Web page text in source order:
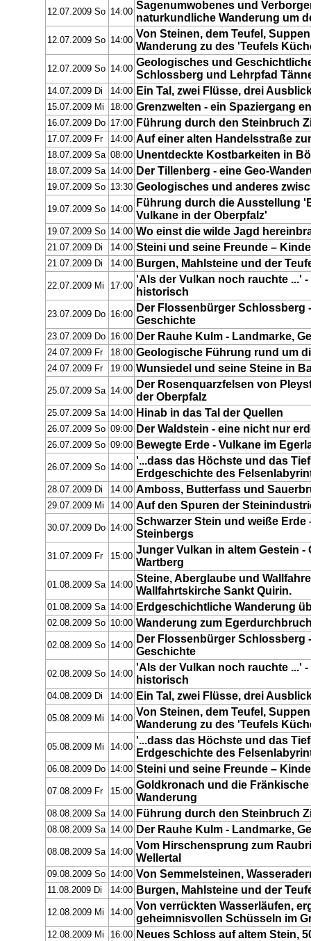
12.07.2009 So 14:00
Sagenumwobenes und
naturkundliche Wanderung um
12.07.2009 So 14:00
Von Steinen, dem Teufel,
Wanderung zu des 'Teufels
12.07.2009 So 14:00
Geologisches und
Schlossberg und Lehrpfad
14.07.2009 Di 14:00 Ein Tal, zwei Flüsse, drei
15.07.2009 Mi 18:00 Grenzwelten - ein Spaziergang
16.07.2009 Do 17:00 Führung durch den Steinbruch
17.07.2009 Fr 14:00 Auf einer alten Handelsstraße
18.07.2009 Sa 08:00 Unentdeckte Kostbarkeiten in
18.07.2009 Sa 14:00 Der Tillenberg - eine Geo-
19.07.2009 So 13:30 Geologisches und anderes
19.07.2009 So 14:00
Führung durch die Ausstellung
Vulkane in der Oberpfalz'
19.07.2009 So 14:00 Wo einst die wilde Jagd
21.07.2009 Di 14:00 Steini und seine Freunde –
21.07.2009 Di 14:00 Burgen, Mahlsteine und der
22.07.2009 Mi 17:00
'Als der Vulkan noch rauchte ...'
historisch
23.07.2009 Do 16:00
Der Flossenbürger Schlossberg
Geschichte
23.07.2009 Do 16:00 Der Rauhe Kulm - Landmarke,
24.07.2009 Fr 18:00 Geologische Führung rund um
24.07.2009 Fr 19:00 Wunsiedel und seine Steine in
25.07.2009 Sa 14:00
Der Rosenquarzfelsen von
der Oberpfalz
25.07.2009 Sa 14:00 Hinab in das Tal der Quellen
26.07.2009 So 09:00 Der Waldstein - eine nicht nur
26.07.2009 So 09:00 Bewegte Erde - Vulkane im
26.07.2009 So 14:00
'...dass das Höchste und das
Erdgeschichte des
28.07.2009 Di 14:00 Amboss, Butterfass und
29.07.2009 Mi 14:00 Auf den Spuren der
30.07.2009 Do 14:00
Schwarzer Stein und weiße Erde
Steinbergs
31.07.2009 Fr 15:00
Junger Vulkan in altem Gestein
Wartberg
01.08.2009 Sa 14:00
Steine, Aberglaube und
Wallfahrtskirche Sankt Quirin.
01.08.2009 Sa 14:00 Erdgeschichtliche Wanderung
02.08.2009 So 10:00 Wanderung zum
02.08.2009 So 14:00
Der Flossenbürger Schlossberg
Geschichte
02.08.2009 So 14:00
'Als der Vulkan noch rauchte ...'
historisch
04.08.2009 Di 14:00 Ein Tal, zwei Flüsse, drei
05.08.2009 Mi 14:00
Von Steinen, dem Teufel,
Wanderung zu des 'Teufels
05.08.2009 Mi 14:00
'...dass das Höchste und das
Erdgeschichte des
06.08.2009 Do 14:00 Steini und seine Freunde –
07.08.2009 Fr 15:00
Goldkronach und die
Wanderung
08.08.2009 Sa 14:00 Führung durch den Steinbruch
08.08.2009 Sa 14:00 Der Rauhe Kulm - Landmarke,
08.08.2009 Sa 14:00
Vom Hirschensprung zum
Wellertal
09.08.2009 So 14:00 Von Semmelsteinen,
11.08.2009 Di 14:00 Burgen, Mahlsteine und der
12.08.2009 Mi 14:00
Von verrückten Wasserläufen,
geheimnisvollen Schüsseln im
12.08.2009 Mi 16:00 Neues Schloss auf altem Stein,